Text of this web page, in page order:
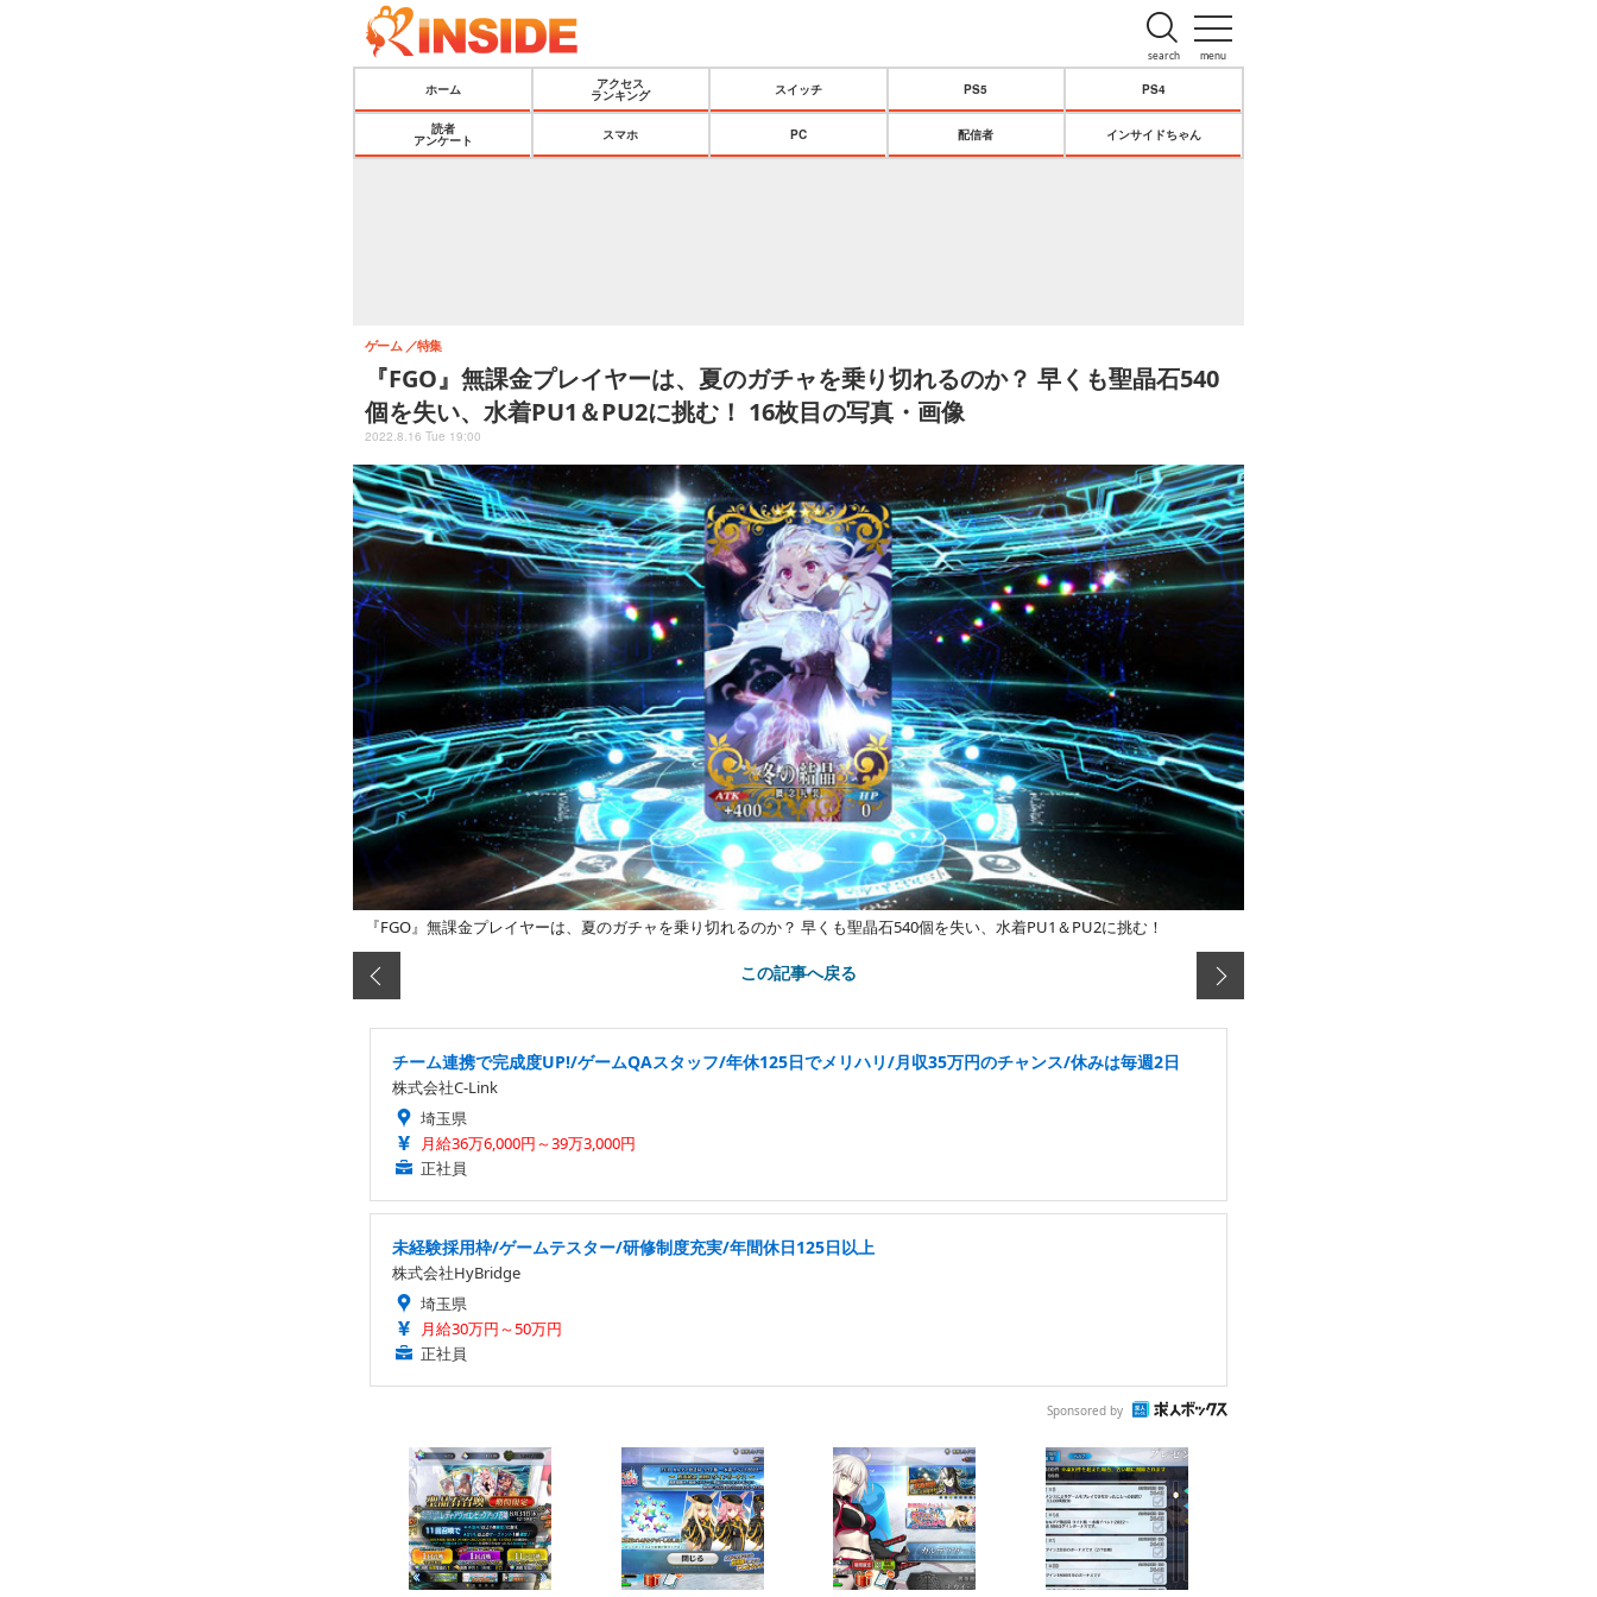
menu
search
ホーム
アクセス
ランキング
スイッチ PS5 PS4
読者
アンケート
スマホ PC 配信者 インサイドちゃん
『FGO』無課金プレイヤーは、夏のガチャを乗り切れるのか？ 早くも聖晶石540
個を失い、水着PU1＆PU2に挑む！ 16枚目の写真・画像
ゲーム 特集
2022.8.16 Tue 19:00
『FGO』無課金プレイヤーは、夏のガチャを乗り切れるのか？ 早くも聖晶石540個を失い、水着PU1＆PU2に挑む！
この記事へ戻る
チーム連携で完成度UP!/ゲームQAスタッフ/年休125日でメリハリ/月収35万円のチャンス/休みは毎週2日
株式会社C-Link
埼玉県
月給36万6,000円～39万3,000円
正社員
未経験採用枠/ゲームテスター/研修制度充実/年間休日125日以上
株式会社HyBridge
埼玉県
月給30万円～50万円
正社員
Sponsored by